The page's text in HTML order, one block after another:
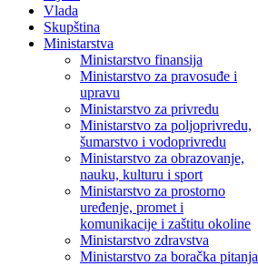
Vlada
Skupština
Ministarstva
Ministarstvo finansija
Ministarstvo za pravosuđe i
upravu
Ministarstvo za privredu
Ministarstvo za poljoprivredu,
šumarstvo i vodoprivredu
Ministarstvo za obrazovanje,
nauku, kulturu i sport
Ministarstvo za prostorno
uređenje, promet i
komunikacije i zaštitu okoline
Ministarstvo zdravstva
Ministarstvo za boračka pitanja